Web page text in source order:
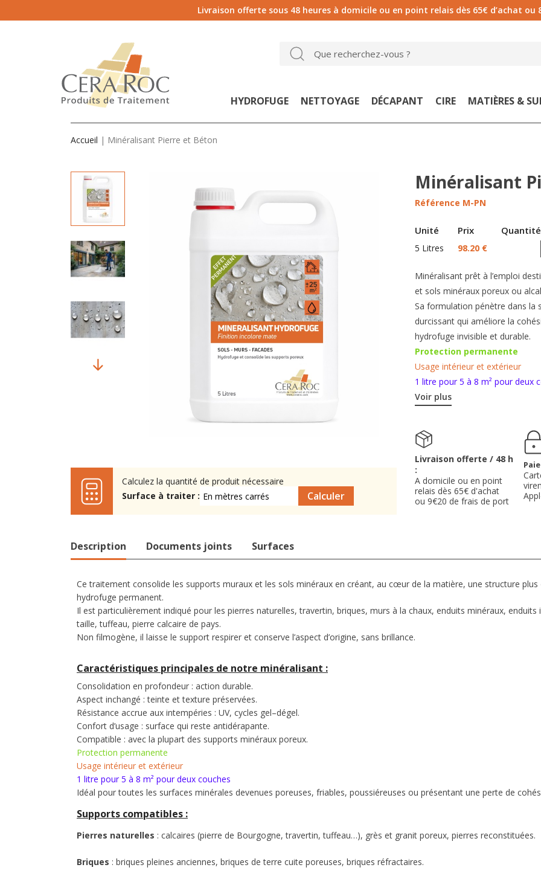
Livraison offerte sous 48 heures à domicile ou en point relais dès 65€ d’achat
HYDROFUGE NETTOYAGE DÉCAPANT CIRE MATIÈRES &
Accueil Minéralisant Pierre et Béton
Calculez la quantité de produit nécessaire
Surface à traiter :
Minéralisant
Référence M-PN
Unité Prix Quantité
5 Litres 98.20 €
Minéralisant prêt à l’emploi
et sols minéraux poreux ou
Sa formulation pénètre dans la
durcissant qui améliore la
hydrofuge invisible et durable.
Protection permanente
Usage intérieur et extérieur
1 litre pour 5 à 8 m² pour deux
Voir plus
Livraison offerte / 48 h
:
A domicile ou en point
relais dès 65€ d'achat
ou 9€20 de frais de port
Description Documents joints Surfaces
Ce traitement consolide les supports muraux et les sols minéraux en créant, au cœur de la matière, une structure
hydrofuge permanent.
Il est particulièrement indiqué pour les pierres naturelles, travertin, briques, murs à la chaux, enduits minéraux,
taille, tuffeau, pierre calcaire de pays.
Non filmogène, il laisse le support respirer et conserve l’aspect d’origine, sans brillance.
Caractéristiques principales de notre minéralisant :
Consolidation en profondeur : action durable.
Aspect inchangé : teinte et texture préservées.
Résistance accrue aux intempéries : UV, cycles gel–dégel.
Confort d’usage : surface qui reste antidérapante.
Compatible : avec la plupart des supports minéraux poreux.
Protection permanente
Usage intérieur et extérieur
1 litre pour 5 à 8 m² pour deux couches
Idéal pour toutes les surfaces minérales devenues poreuses, friables, poussiéreuses ou présentant une perte de
Supports compatibles :
Pierres naturelles : calcaires (pierre de Bourgogne, travertin, tuffeau…), grès et granit poreux, pierres reconstituées.
Briques : briques pleines anciennes, briques de terre cuite poreuses, briques réfractaires.